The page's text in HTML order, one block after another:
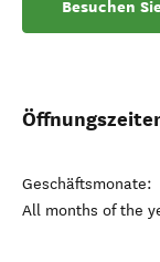
Besuchen
Geschäftsmonate:
All months of the